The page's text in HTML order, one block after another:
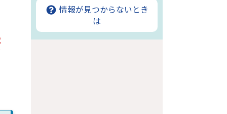
情報が見つからないとき
は